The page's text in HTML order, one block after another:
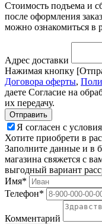
Стоимость подъема и
после оформления
можно ознакомиться в
Адрес доставки
Нажимая кнопку
Договора оферты,
даете Согласие на
их передачу.
Я согласен с
Хотите приобрети в
Заполните данные и в
магазина свяжется с
выгодный вариант
Имя*
Телефон*
Комментарий